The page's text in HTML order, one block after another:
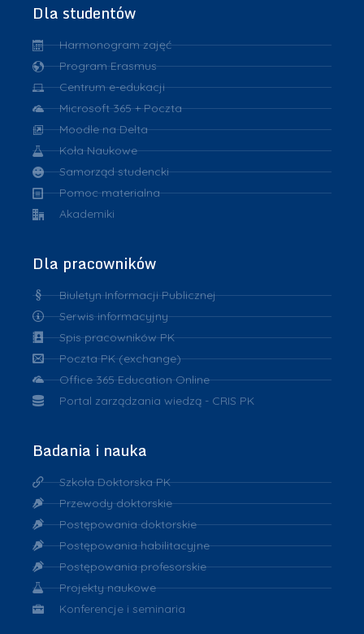
Dla studentów
Harmonogram zajęć
Program Erasmus
Centrum e-edukacji
Microsoft 365 + Poczta
Moodle na Delta
Koła Naukowe
Samorząd studencki
Pomoc materialna
Akademiki
Dla pracowników
Biuletyn Informacji Publicznej
Serwis informacyjny
Spis pracowników PK
Poczta PK (exchange)
Office 365 Education Online
Portal zarządzania wiedzą - CRIS PK
Badania i nauka
Szkoła Doktorska PK
Przewody doktorskie
Postępowania doktorskie
Postępowania habilitacyjne
Postępowania profesorskie
Projekty naukowe
Konferencje i seminaria